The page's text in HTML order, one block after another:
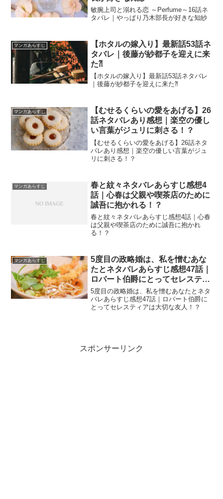
敏腕上司と溺れる恋 ～Perfume～16話ネ
タバレ｜やっぱり乃木部長が好きな知紗
マンガあらすじ
【ホタルの嫁入り】最新話53話ネ
タバレ｜後藤が紗都子を迎えに来
た⁈
【ホタルの嫁入り】最新話53話ネタバレ
｜後藤が紗都子を迎えに来た⁈
マンガあらすじ
【むせるくらいの愛をあげる】26
話ネタバレあり感想｜楽空の優し
い言葉がジュリに刺さる！？
【むせるくらいの愛をあげる】26話ネタ
バレあり感想｜楽空の優しい言葉がジュ
リに刺さる！？
マンガあらすじ
春と紋々ネタバレあらすじ感想4
話｜心春は父親や喫茶店のために
誠吾に抱かれる！？
春と紋々ネタバレあらすじ感想4話｜心春
は父親や喫茶店のために誠吾に抱かれ
る！？
マンガあらすじ
5度目の政略婚は、私を憎むあな
たとネタバレあらすじ感想47話｜
ロバート伯爵にとってセレスティ
アは大切な友人！？
5度目の政略婚は、私を憎むあなたとネタ
バレあらすじ感想47話｜ロバート伯爵に
とってセレスティアは大切な友人！？
スポンサーリンク